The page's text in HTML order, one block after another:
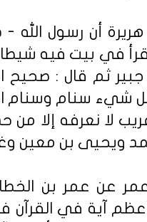
أن رسول الله
تقرأ في بيت فيه
ثم قال : صحيح
شيء سنام وسنام
لا نعرفه إلا
ويحيى بن معين
عن عمر بن
آية في